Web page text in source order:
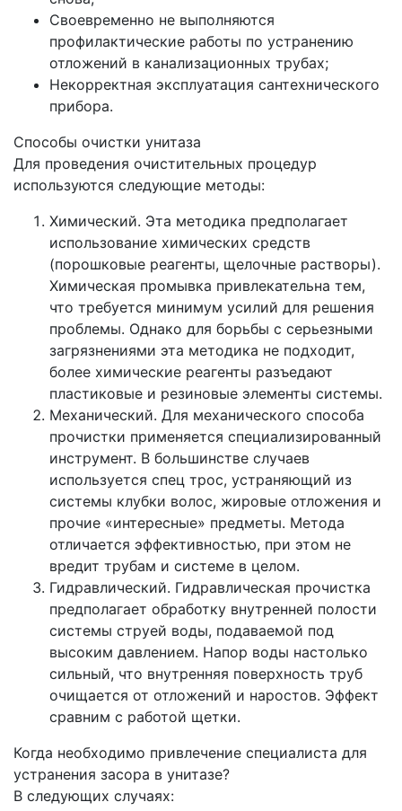
Своевременно не выполняются
профилактические работы по устранению
отложений в канализационных трубах;
Некорректная эксплуатация сантехнического
прибора.
Способы очистки унитаза
Для проведения очистительных процедур
используются следующие методы:
Химический. Эта методика предполагает
использование химических средств
(порошковые реагенты, щелочные растворы).
Химическая промывка привлекательна тем,
что требуется минимум усилий для решения
проблемы. Однако для борьбы с серьезными
загрязнениями эта методика не подходит,
более химические реагенты разъедают
пластиковые и резиновые элементы системы.
Механический. Для механического способа
прочистки применяется специализированный
инструмент. В большинстве случаев
используется спец трос, устраняющий из
системы клубки волос, жировые отложения и
прочие «интересные» предметы. Метода
отличается эффективностью, при этом не
вредит трубам и системе в целом.
Гидравлический. Гидравлическая прочистка
предполагает обработку внутренней полости
системы струей воды, подаваемой под
высоким давлением. Напор воды настолько
сильный, что внутренняя поверхность труб
очищается от отложений и наростов. Эффект
сравним с работой щетки.
Когда необходимо привлечение специалиста для
устранения засора в унитазе?
В следующих случаях: